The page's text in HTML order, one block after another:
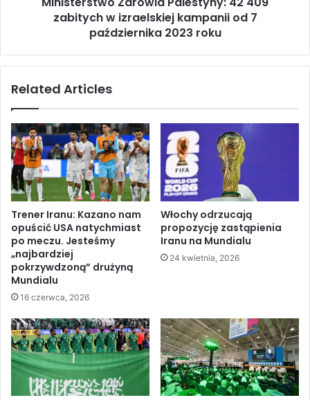
c
u
w
a
ż
n
ą
o
s
o
b
i
s
t
ś
ć
p
l
o
a
P
a
l
e
s
t
y
n
y
:
4
4
0
9
z
b
zabitych w izraelskiej kampanii od 7
października 2023 roku
Related Articles
Trener Iranu: Kazano nam
opuścić USA natychmiast
po meczu. Jesteśmy
„najbardziej
pokrzywdzoną” drużyną
Mundialu
16 czerwca, 2026
Włochy odrzucają
propozycję zastąpienia
Iranu na Mundialu
24 kwietnia, 2026